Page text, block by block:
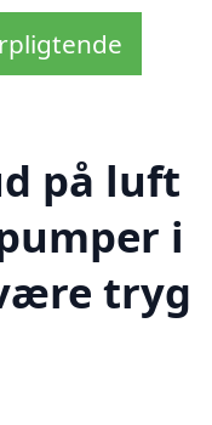
på luft
i
tryg